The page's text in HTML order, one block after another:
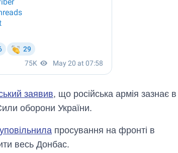
заявив, що російська армія зазнає в
оборони України.
просування на фронті в
весь Донбас.